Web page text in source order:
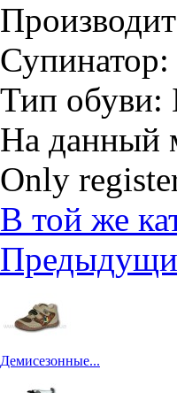
Супинатор:
Тип обуви:
На данный
Only
В той же
Демисезонные...